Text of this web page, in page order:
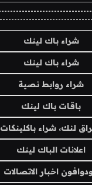
شراء باك لينك
شراء باك لينك
شراء روابط نصية
باقات باك لينك
لنك، شراء باكلينكات
اعلانات الباك لينك
اخبار الاتصالات